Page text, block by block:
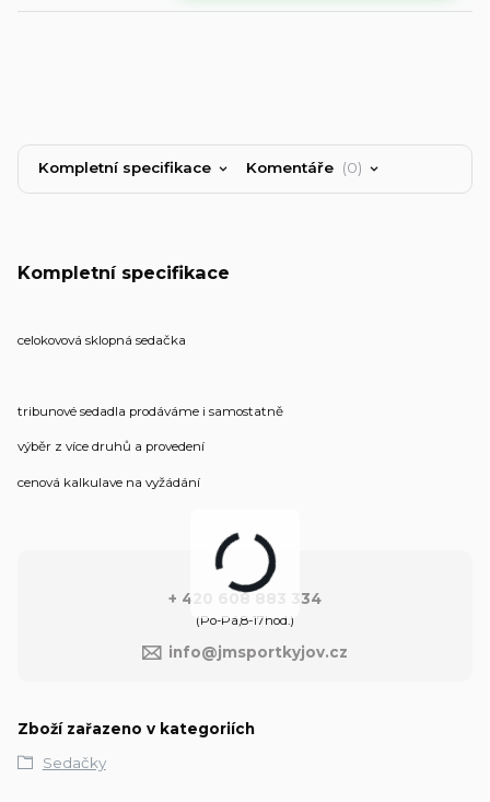
Kompletní specifikace Komentáře 0
Kompletní specifikace
celokovová sklopná sedačka
tribunové sedadla prodáváme i samostatně
výběr z více druhů a provedení
cenová kalkulave na vyžádání
+ 420 608 883 334
(Po-Pá,8-17hod.)
info@jmsportkyjov.cz
Zboží zařazeno v kategoriích
Sedačky